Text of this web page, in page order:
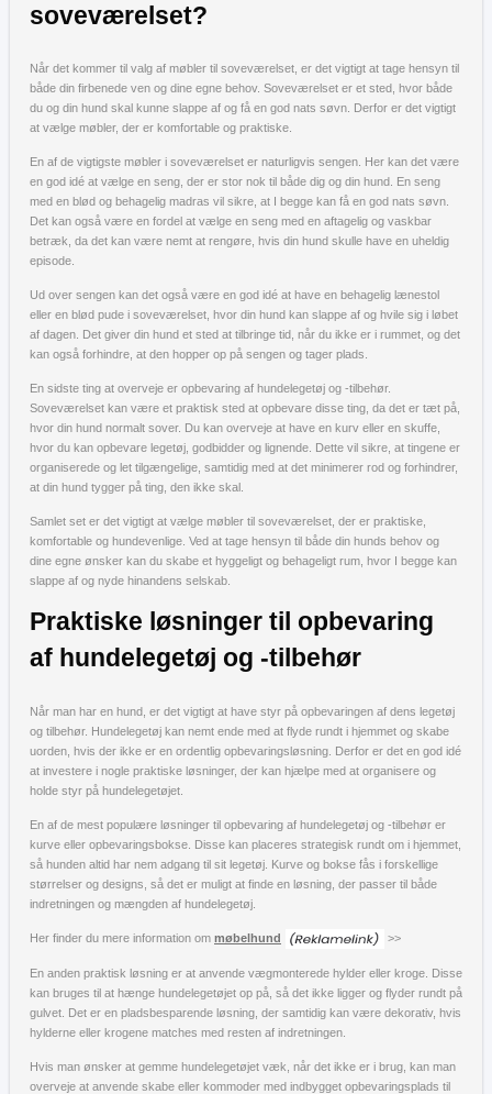
soveværelset?
Når det kommer til valg af møbler til soveværelset, er det vigtigt at tage hensyn til
både din firbenede ven og dine egne behov. Soveværelset er et sted, hvor både
du og din hund skal kunne slappe af og få en god nats søvn. Derfor er det vigtigt
at vælge møbler, der er komfortable og praktiske.
En af de vigtigste møbler i soveværelset er naturligvis sengen. Her kan det være
en god idé at vælge en seng, der er stor nok til både dig og din hund. En seng
med en blød og behagelig madras vil sikre, at I begge kan få en god nats søvn.
Det kan også være en fordel at vælge en seng med en aftagelig og vaskbar
betræk, da det kan være nemt at rengøre, hvis din hund skulle have en uheldig
episode.
Ud over sengen kan det også være en god idé at have en behagelig lænestol
eller en blød pude i soveværelset, hvor din hund kan slappe af og hvile sig i løbet
af dagen. Det giver din hund et sted at tilbringe tid, når du ikke er i rummet, og det
kan også forhindre, at den hopper op på sengen og tager plads.
En sidste ting at overveje er opbevaring af hundelegetøj og -tilbehør.
Soveværelset kan være et praktisk sted at opbevare disse ting, da det er tæt på,
hvor din hund normalt sover. Du kan overveje at have en kurv eller en skuffe,
hvor du kan opbevare legetøj, godbidder og lignende. Dette vil sikre, at tingene er
organiserede og let tilgængelige, samtidig med at det minimerer rod og forhindrer,
at din hund tygger på ting, den ikke skal.
Samlet set er det vigtigt at vælge møbler til soveværelset, der er praktiske,
komfortable og hundevenlige. Ved at tage hensyn til både din hunds behov og
dine egne ønsker kan du skabe et hyggeligt og behageligt rum, hvor I begge kan
slappe af og nyde hinandens selskab.
Praktiske løsninger til opbevaring
af hundelegetøj og -tilbehør
Når man har en hund, er det vigtigt at have styr på opbevaringen af dens legetøj
og tilbehør. Hundelegetøj kan nemt ende med at flyde rundt i hjemmet og skabe
uorden, hvis der ikke er en ordentlig opbevaringsløsning. Derfor er det en god idé
at investere i nogle praktiske løsninger, der kan hjælpe med at organisere og
holde styr på hundelegetøjet.
En af de mest populære løsninger til opbevaring af hundelegetøj og -tilbehør er
kurve eller opbevaringsbokse. Disse kan placeres strategisk rundt om i hjemmet,
så hunden altid har nem adgang til sit legetøj. Kurve og bokse fås i forskellige
størrelser og designs, så det er muligt at finde en løsning, der passer til både
indretningen og mængden af hundelegetøj.
Her finder du mere information om møbelhund >>
En anden praktisk løsning er at anvende vægmonterede hylder eller kroge. Disse
kan bruges til at hænge hundelegetøjet op på, så det ikke ligger og flyder rundt på
gulvet. Det er en pladsbesparende løsning, der samtidig kan være dekorativ, hvis
hylderne eller krogene matches med resten af indretningen.
Hvis man ønsker at gemme hundelegetøjet væk, når det ikke er i brug, kan man
overveje at anvende skabe eller kommoder med indbygget opbevaringsplads til